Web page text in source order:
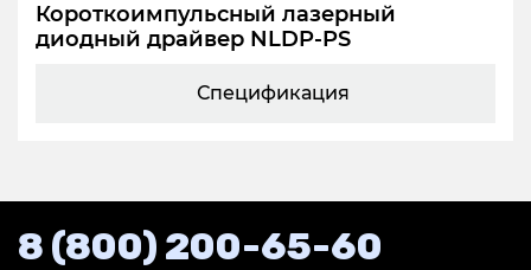
Короткоимпульсный лазерный
диодный драйвер NLDP-PS
Спецификация
8 (800) 200-65-60